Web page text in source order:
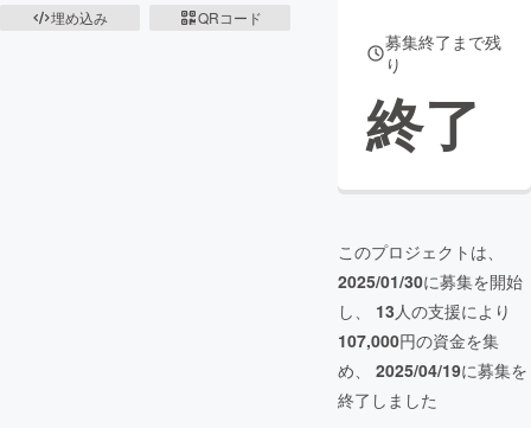
埋め込み
QRコード
募集終了まで残
り
終了
このプロジェクトは、
2025/01/30に募集を開始
し、 13人の支援により
107,000円の資金を集
め、 2025/04/19に募集を
終了しました